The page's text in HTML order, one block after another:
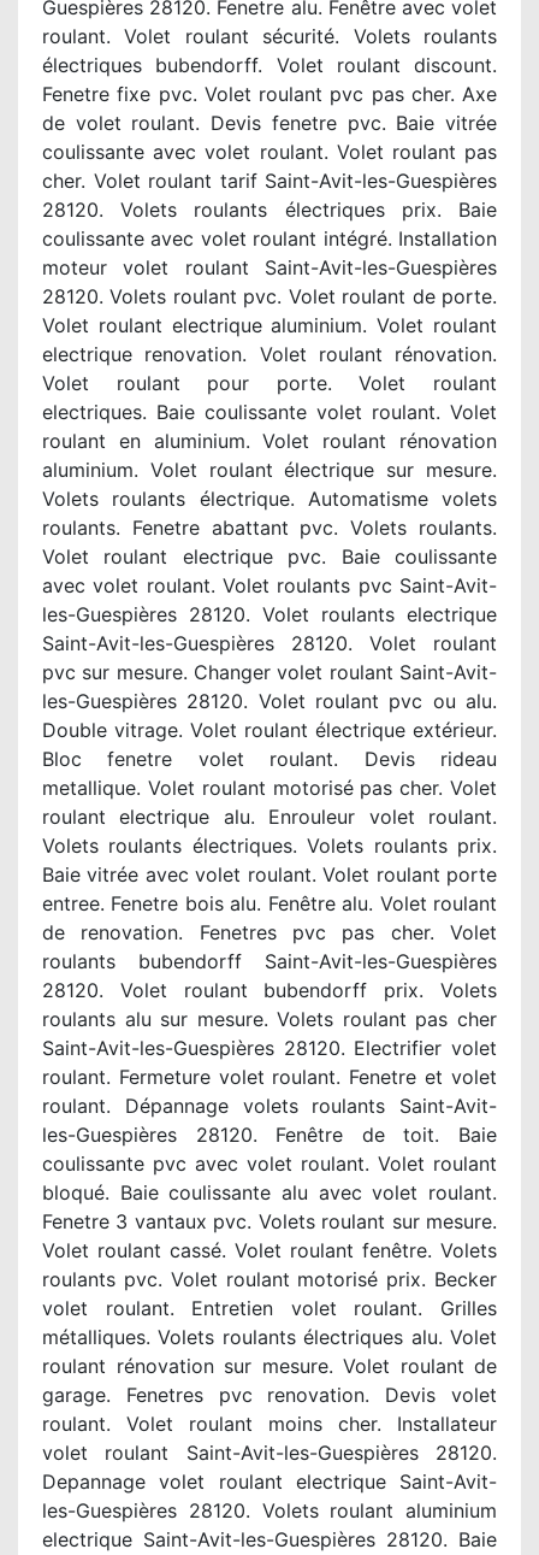
Guespières 28120. Fenetre alu. Fenêtre avec volet
roulant. Volet roulant sécurité. Volets roulants
électriques bubendorff. Volet roulant discount.
Fenetre fixe pvc. Volet roulant pvc pas cher. Axe
de volet roulant. Devis fenetre pvc. Baie vitrée
coulissante avec volet roulant. Volet roulant pas
cher. Volet roulant tarif Saint-Avit-les-Guespières
28120. Volets roulants électriques prix. Baie
coulissante avec volet roulant intégré. Installation
moteur volet roulant Saint-Avit-les-Guespières
28120. Volets roulant pvc. Volet roulant de porte.
Volet roulant electrique aluminium. Volet roulant
electrique renovation. Volet roulant rénovation.
Volet roulant pour porte. Volet roulant
electriques. Baie coulissante volet roulant. Volet
roulant en aluminium. Volet roulant rénovation
aluminium. Volet roulant électrique sur mesure.
Volets roulants électrique. Automatisme volets
roulants. Fenetre abattant pvc. Volets roulants.
Volet roulant electrique pvc. Baie coulissante
avec volet roulant. Volet roulants pvc Saint-Avit-
les-Guespières 28120. Volet roulants electrique
Saint-Avit-les-Guespières 28120. Volet roulant
pvc sur mesure. Changer volet roulant Saint-Avit-
les-Guespières 28120. Volet roulant pvc ou alu.
Double vitrage. Volet roulant électrique extérieur.
Bloc fenetre volet roulant. Devis rideau
metallique. Volet roulant motorisé pas cher. Volet
roulant electrique alu. Enrouleur volet roulant.
Volets roulants électriques. Volets roulants prix.
Baie vitrée avec volet roulant. Volet roulant porte
entree. Fenetre bois alu. Fenêtre alu. Volet roulant
de renovation. Fenetres pvc pas cher. Volet
roulants bubendorff Saint-Avit-les-Guespières
28120. Volet roulant bubendorff prix. Volets
roulants alu sur mesure. Volets roulant pas cher
Saint-Avit-les-Guespières 28120. Electrifier volet
roulant. Fermeture volet roulant. Fenetre et volet
roulant. Dépannage volets roulants Saint-Avit-
les-Guespières 28120. Fenêtre de toit. Baie
coulissante pvc avec volet roulant. Volet roulant
bloqué. Baie coulissante alu avec volet roulant.
Fenetre 3 vantaux pvc. Volets roulant sur mesure.
Volet roulant cassé. Volet roulant fenêtre. Volets
roulants pvc. Volet roulant motorisé prix. Becker
volet roulant. Entretien volet roulant. Grilles
métalliques. Volets roulants électriques alu. Volet
roulant rénovation sur mesure. Volet roulant de
garage. Fenetres pvc renovation. Devis volet
roulant. Volet roulant moins cher. Installateur
volet roulant Saint-Avit-les-Guespières 28120.
Depannage volet roulant electrique Saint-Avit-
les-Guespières 28120. Volets roulant aluminium
electrique Saint-Avit-les-Guespières 28120. Baie